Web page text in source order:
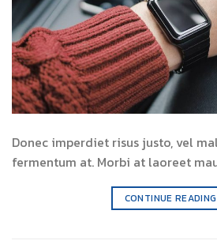
Donec imperdiet risus justo, vel
fermentum at. Morbi at laoreet
CONTINUE READING